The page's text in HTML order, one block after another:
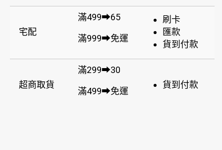
宅配
滿499➡65
滿999➡免運
刷卡
匯款
貨到付款
超商取貨
滿299➡30
滿499➡免運
貨到付款